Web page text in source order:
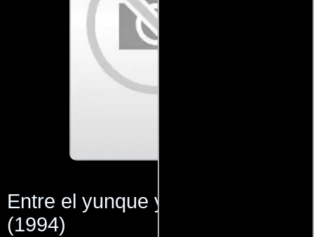
Entre el yunque y el martillo
(1994)